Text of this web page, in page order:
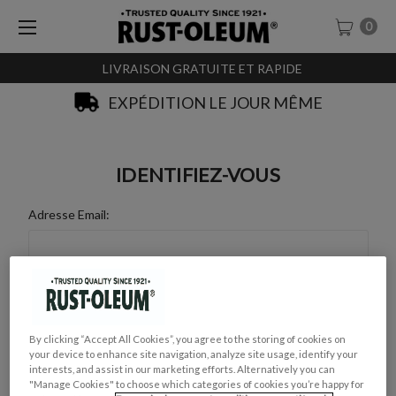
LIVRAISON GRATUITE ET RAPIDE
0
EXPÉDITION LE JOUR MÊME
IDENTIFIEZ-VOUS
Adresse Email:
Mot de Passe :
By clicking “Accept All Cookies”, you agree to the storing of cookies on
your device to enhance site navigation, analyze site usage, identify your
interests, and assist in our marketing efforts. Alternatively you can
"Manage Cookies" to choose which categories of cookies you’re happy for